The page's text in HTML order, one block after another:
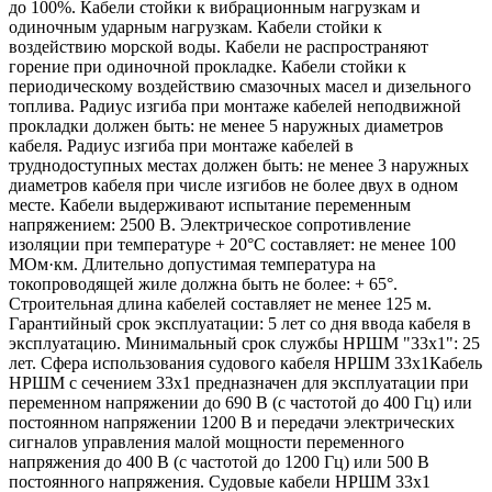
до 100%. Кабели стойки к вибрационным нагрузкам и
одиночным ударным нагрузкам. Кабели стойки к
воздействию морской воды. Кабели не распространяют
горение при одиночной прокладке. Кабели стойки к
периодическому воздействию смазочных масел и дизельного
топлива. Радиус изгиба при монтаже кабелей неподвижной
прокладки должен быть: не менее 5 наружных диаметров
кабеля. Радиус изгиба при монтаже кабелей в
труднодоступных местах должен быть: не менее 3 наружных
диаметров кабеля при числе изгибов не более двух в одном
месте. Кабели выдерживают испытание переменным
напряжением: 2500 В. Электрическое сопротивление
изоляции при температуре + 20°С составляет: не менее 100
МОм·км. Длительно допустимая температура на
токопроводящей жиле должна быть не более: + 65°.
Строительная длина кабелей составляет не менее 125 м.
Гарантийный срок эксплуатации: 5 лет со дня ввода кабеля в
эксплуатацию. Минимальный срок службы НРШМ "33х1": 25
лет. Сфера использования судового кабеля НРШМ 33х1Кабель
НРШМ с сечением 33х1 предназначен для эксплуатации при
переменном напряжении до 690 В (с частотой до 400 Гц) или
постоянном напряжении 1200 В и передачи электрических
сигналов управления малой мощности переменного
напряжения до 400 В (с частотой до 1200 Гц) или 500 В
постоянного напряжения. Судовые кабели НРШМ 33х1